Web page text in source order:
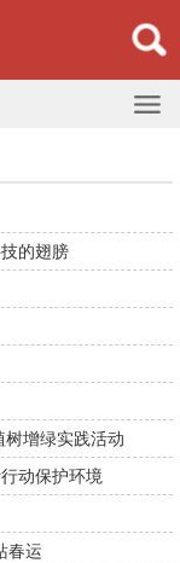
的翅膀
树增绿实践活动
动保护环境
春运